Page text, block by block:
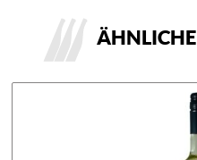
ÄHNLICHE